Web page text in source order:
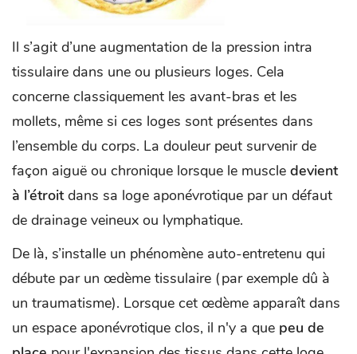
Il s’agit d’une augmentation de la pression intra
tissulaire dans une ou plusieurs loges. Cela
concerne classiquement les avant-bras et les
mollets, même si ces loges sont présentes dans
l’ensemble du corps. La douleur peut survenir de
façon aiguë ou chronique lorsque le muscle devient
à l’étroitdans sa loge aponévrotique par un défaut
de drainage veineux ou lymphatique.
De là, s’installe un phénomène auto-entretenu qui
débute par un œdème tissulaire (par exemple dû à
un traumatisme). Lorsque cet œdème apparaît dans
un espace aponévrotique clos, il n'y a que peu de